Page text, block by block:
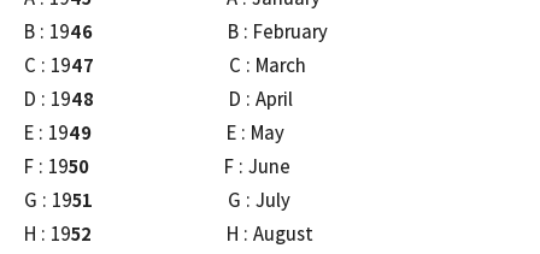
B : 1946 B : February
C : 1947 C : March
D : 1948 D : April
E : 1949 E : May
F : 1950 F : June
G : 1951 G : July
H : 1952 H : August